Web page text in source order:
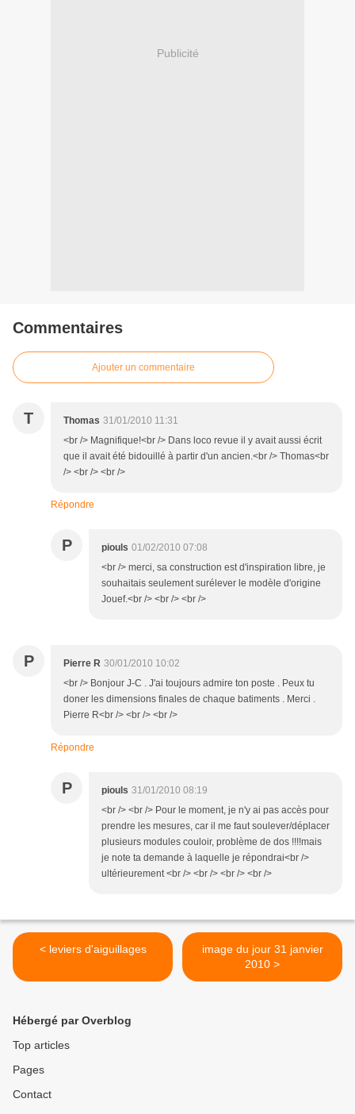
Publicité
Commentaires
Ajouter un commentaire
T Thomas 31/01/2010 11:31
<br /> Magnifique!<br /> Dans loco revue il y avait aussi écrit
que il avait été bidouillé à partir d'un ancien.<br /> Thomas<br
/> <br /> <br />
Répondre
P piouls 01/02/2010 07:08
<br /> merci, sa construction est d'inspiration libre, je
souhaitais seulement surélever le modèle d'origine
Jouef.<br /> <br /> <br />
P Pierre R 30/01/2010 10:02
<br /> Bonjour J-C . J'ai toujours admire ton poste . Peux tu
doner les dimensions finales de chaque batiments . Merci .
Pierre R<br /> <br /> <br />
Répondre
P piouls 31/01/2010 08:19
<br /> <br /> Pour le moment, je n'y ai pas accès pour
prendre les mesures, car il me faut soulever/déplacer
plusieurs modules couloir, problème de dos !!!!mais
je note ta demande à laquelle je répondrai<br />
ultérieurement <br /> <br /> <br /> <br />
< leviers d'aiguillages
image du jour 31 janvier
2010 >
Hébergé par Overblog
Top articles
Pages
Contact